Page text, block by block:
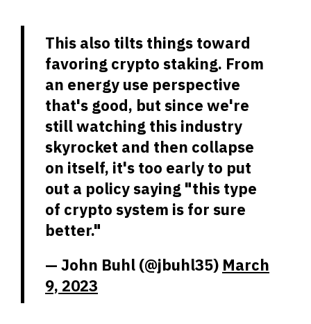
This also tilts things toward
favoring crypto staking. From
an energy use perspective
that's good, but since we're
still watching this industry
skyrocket and then collapse
on itself, it's too early to put
out a policy saying "this type
of crypto system is for sure
better."
— John Buhl (@jbuhl35) March
9, 2023